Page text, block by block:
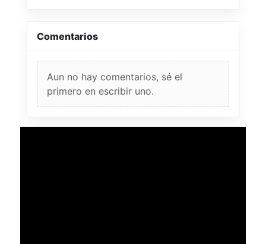
Comentarios
Aun no hay comentarios, sé el
primero en escribir uno.